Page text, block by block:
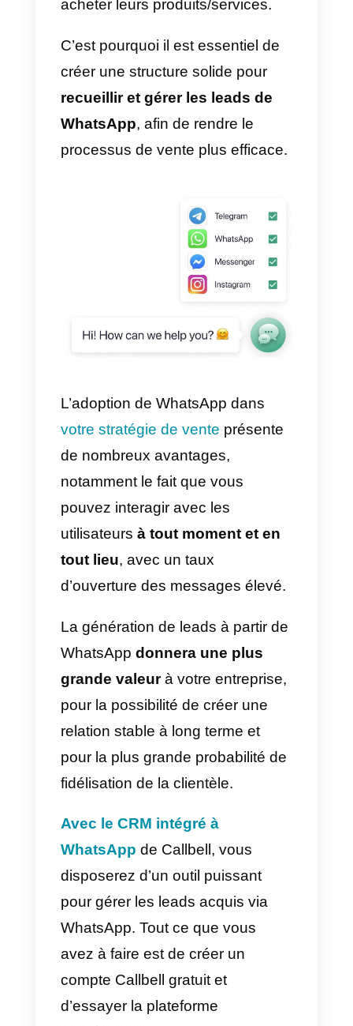
également à pouvoir
communiquer avec les
marques via WhatsApp
demander des informations, de
acheter leurs produits/services.
C’est pourquoi il est essentiel de
recueillir et gérer les leads de
processus de vente plus efficace.
L’adoption de WhatsApp dans
votre stratégie de vente
de nombreux avantages,
pouvez interagir avec les
utilisateurs à tout moment et en
tout lieu, avec un taux
d’ouverture des messages élevé.
La génération de leads à partir
WhatsAppdonnera une plus